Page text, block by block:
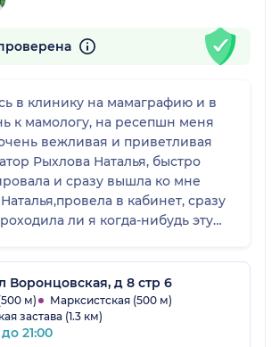
в клинику на мамаграфию и в
к мамологу, на ресепшн меня
вежливая и приветливая
Рыхлова Наталья, быстро
и сразу вышла ко мне
в кабинет, сразу
ли я когда-нибудь эту
отношение к пациенту, впервые
встретила такое
очень благодарна,что в нашей
работают такие прекрасные
девочки!!!
Воронцовская, д 8 стр 6
м)
Марксистская (500 м)
застава (1.3 км)
21:00